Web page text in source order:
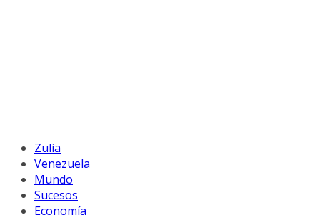
Zulia
Venezuela
Mundo
Sucesos
Economía